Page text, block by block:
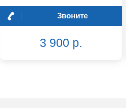
Звоните
3 900 р.